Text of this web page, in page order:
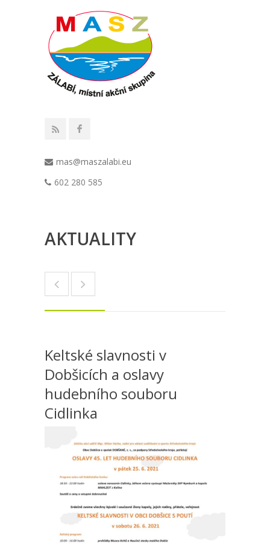
mas@maszalabi.eu
602 280 585
AKTUALITY
Keltské slavnosti v
Dobšicích a oslavy
hudebního souboru
Cidlinka